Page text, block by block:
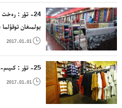
24- تۈر : رەخت
بولمىغان

2017-01-01
25- تۈر : كىيىم-كېچەك،ئاياغ،پايپاق،دوپپا،پەلەي،كەمەر

2017-01-01